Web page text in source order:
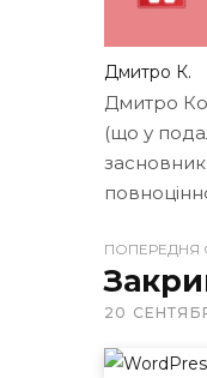
Дмитро К.
Дмитро
(що у
засновник
W
e
b
s
ПОПЕРЕДНЯ
20